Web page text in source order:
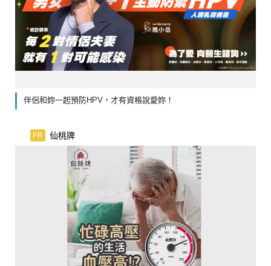
伴侶和妳一起預防HPV，才有資格說愛妳！
PR 仙桃牌